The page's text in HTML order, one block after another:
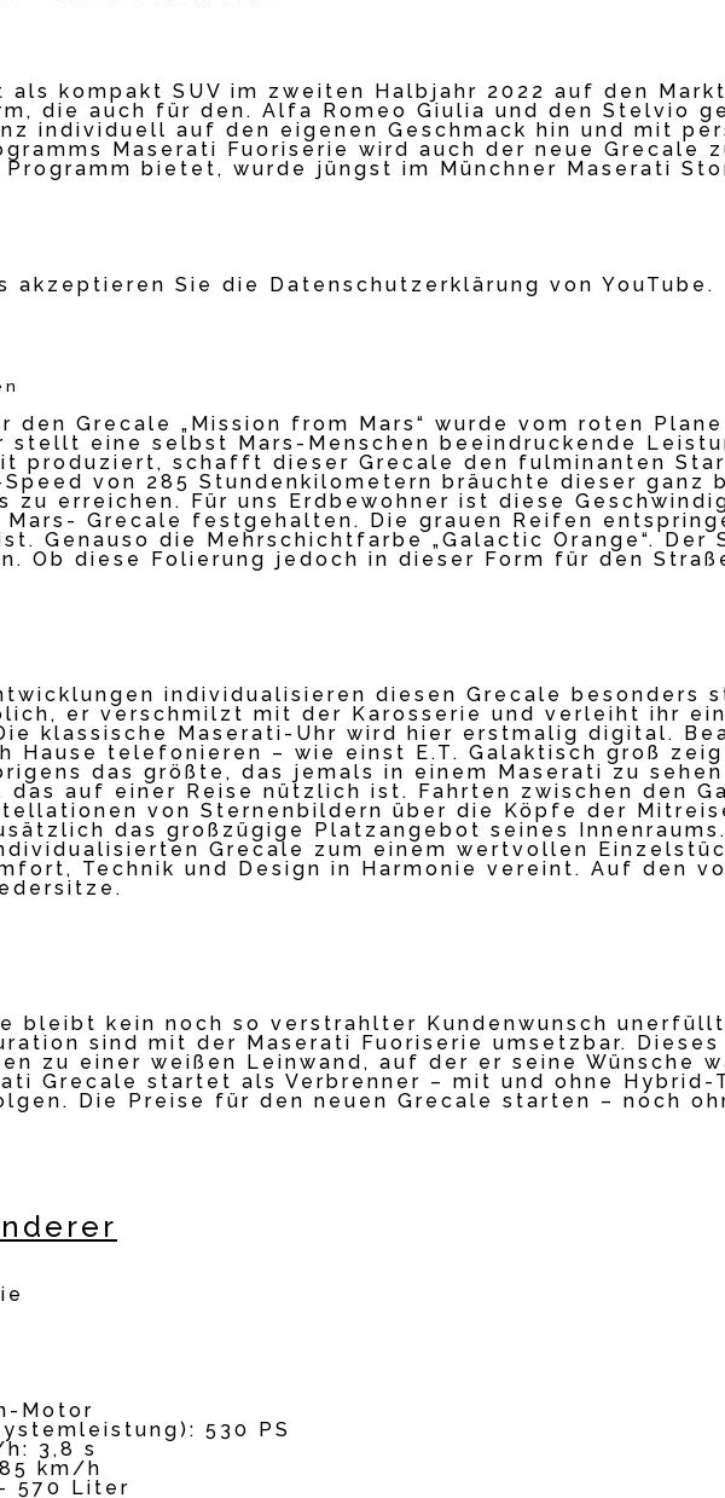
kompakt SUV im zweiten Halbjahr 2022 auf den
die auch für den. Alfa Romeo Giulia und den Stelvio
individuell auf den eigenen Geschmack hin und mit
Maserati Fuoriserie wird auch der neue Grecale
bietet, wurde jüngst im Münchner Maserati
akzeptieren Sie die Datenschutzerklärung von YouTube.
den Grecale „Mission from Mars“ wurde vom roten
eine selbst Mars-Menschen beeindruckende
produziert, schafft dieser Grecale den fulminanten
von 285 Stundenkilometern bräuchte dieser
zu erreichen. Für uns Erdbewohner ist diese
Grecale festgehalten. Die grauen Reifen
Genauso die Mehrschichtfarbe „Galactic Orange“.
Ob diese Folierung jedoch in dieser Form für den
individualisieren diesen Grecale besonders
er verschmilzt mit der Karosserie und verleiht ihr
klassische Maserati-Uhr wird hier erstmalig digital.
Hause telefonieren – wie einst E.T. Galaktisch groß
das größte, das jemals in einem Maserati zu
das auf einer Reise nützlich ist. Fahrten zwischen den
von Sternenbildern über die Köpfe der
das großzügige Platzangebot seines
Grecale zum einem wertvollen
Technik und Design in Harmonie vereint. Auf den
bleibt kein noch so verstrahlter Kundenwunsch
sind mit der Maserati Fuoriserie umsetzbar.
zu einer weißen Leinwand, auf der er seine Wünsche
Grecale startet als Verbrenner – mit und ohne Hybrid-
Die Preise für den neuen Grecale starten – noch
Motor
530 PS
3,8 s
km/h
570 Liter